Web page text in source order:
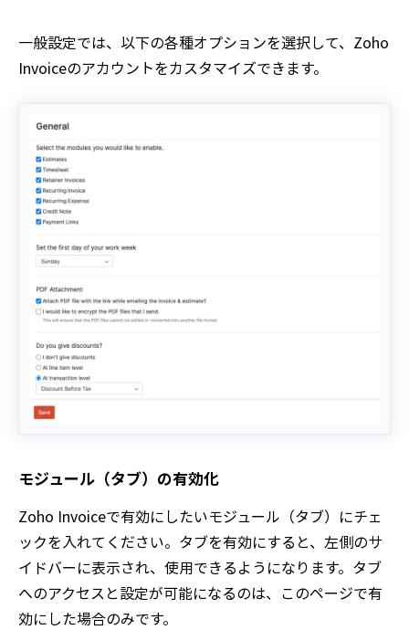
一般設定では、以下の各種オプションを選択して、Zoho
Invoiceのアカウントをカスタマイズできます。
モジュール（タブ）の有効化
Zoho Invoiceで有効にしたいモジュール（タブ）にチェ
ックを入れてください。タブを有効にすると、左側のサ
イドバーに表示され、使用できるようになります。タブ
へのアクセスと設定が可能になるのは、このページで有
効にした場合のみです。